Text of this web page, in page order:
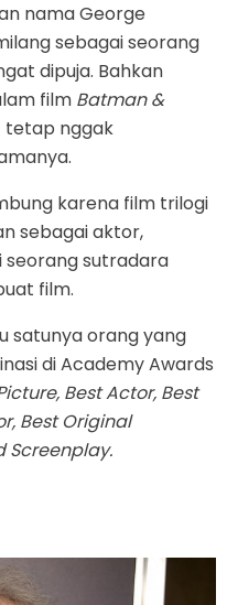
nama George
sebagai seorang
dipuja. Bahkan
film Batman &
nggak
karena film trilogi
sebagai aktor,
seorang sutradara
film.
satunya orang yang
di Academy Awards
Best Actor, Best
Best Original
Screenplay.